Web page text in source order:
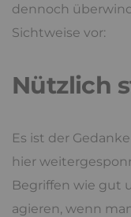
dennoch
Sichtweise vor:
Nützlich
Es ist der
hier
Begriffen wie gut
agieren, wenn